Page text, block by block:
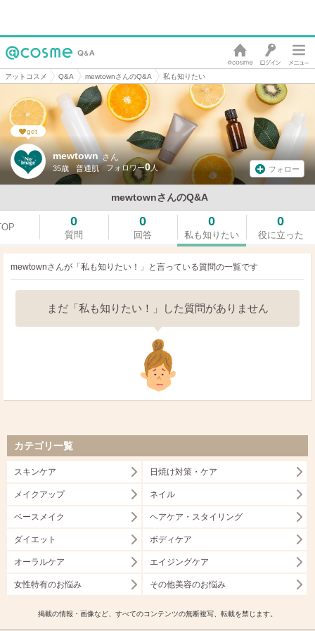
アットコスメ Q&A mewtownさんのQ&A 私も知りたい
mewtown さん
35歳 普通肌 0 フォロー
mewtownさんのQ&A
get
0
質問
0
回答
0
私も知りたい
0
役に立った
mewtownさんが「私も知りたい！」と言っている質問の一覧です
まだ「私も知りたい！」した質問がありません
カテゴリ一覧
スキンケア 日焼け対策・ケア
メイクアップ ネイル
ベースメイク ヘアケア・スタイリング
ダイエット ボディケア
オーラルケア エイジングケア
女性特有のお悩み その他美容のお悩み
掲載の情報・画像など、すべてのコンテンツの無断複写、転載を禁じます。